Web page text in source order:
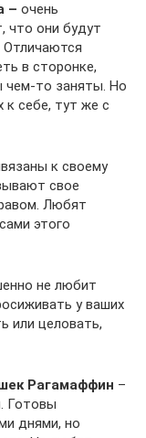
– очень
что они будут
Отличаются
в сторонке,
чем-то заняты. Но
к себе, тут же с
к своему
свое
Любят
этого
не любит
у ваших
или целовать,
Рагамаффин –
Готовы
днями, но